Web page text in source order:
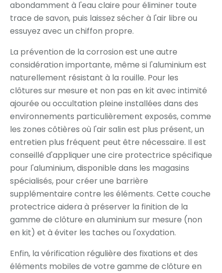
abondamment à l'eau claire pour éliminer toute
trace de savon, puis laissez sécher à l'air libre ou
essuyez avec un chiffon propre.
La prévention de la corrosion est une autre
considération importante, même si l'aluminium est
naturellement résistant à la rouille. Pour les
clôtures sur mesure et non pas en kit avec intimité
ajourée ou occultation pleine installées dans des
environnements particulièrement exposés, comme
les zones côtières où l'air salin est plus présent, un
entretien plus fréquent peut être nécessaire. Il est
conseillé d'appliquer une cire protectrice spécifique
pour l'aluminium, disponible dans les magasins
spécialisés, pour créer une barrière
supplémentaire contre les éléments. Cette couche
protectrice aidera à préserver la finition de la
gamme de clôture en aluminium sur mesure (non
en kit) et à éviter les taches ou l'oxydation.
Enfin, la vérification régulière des fixations et des
éléments mobiles de votre gamme de clôture en